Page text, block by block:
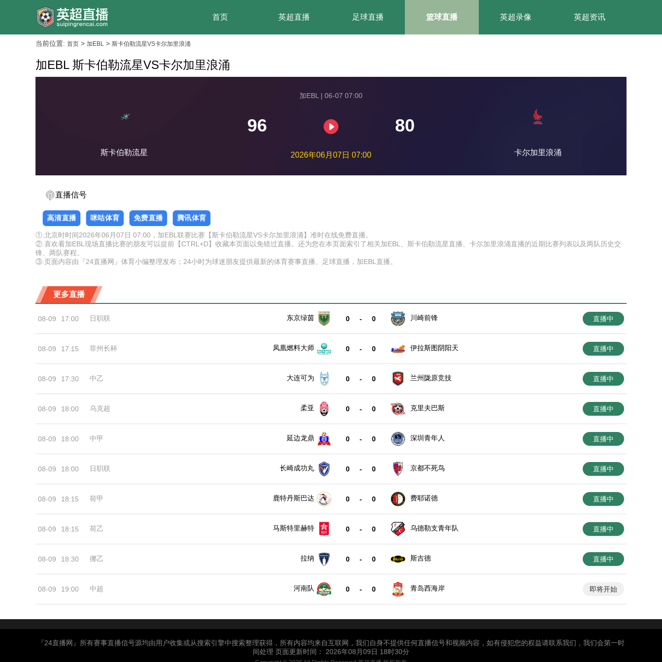
首页 英超直播 足球直播 篮球直播 英超录像 英超资讯
当前位置: 首页 > 加EBL > 斯卡伯勒流星VS卡尔加里浪涌
加EBL 斯卡伯勒流星VS卡尔加里浪涌
斯卡伯勒流星
加EBL | 06-07 07:00
96 80
2026年06月07日 07:00 卡尔加里浪涌
直播信号
高清直播 咪咕体育 免费直播 腾讯体育
①.北京时时间2026年06月07日 07:00，加EBL联赛比赛【斯卡伯勒流星VS卡尔加里浪涌】准时在线免费直播。
②.喜欢看加EBL现场直播比赛的朋友可以提前【CTRL+D】收藏本页面以免错过直播。还为您在本页面索引了相关加EBL、斯卡伯勒流星直播、卡尔加里浪涌直播的近期比赛列表以及两队历史交
锋、两队赛程。
③.页面内容由『24直播网』体育小编整理发布；24小时为球迷朋友提供最新的体育赛事直播、足球直播，加EBL直播。
更多直播
08-09 17:00 日职联 东京绿茵 0 - 0 川崎前锋 直播中
08-09 17:15 菲州长杯 凤凰燃料大师 0 - 0 伊拉斯图阴阳天 直播中
08-09 17:30 中乙 大连可为 0 - 0 兰州陇原竞技 直播中
08-09 18:00 乌克超 柔亚 0 - 0 克里夫巴斯 直播中
08-09 18:00 中甲 延边龙鼎 0 - 0 深圳青年人 直播中
08-09 18:00 日职联 长崎成功丸 0 - 0 京都不死鸟 直播中
08-09 18:15 荷甲 鹿特丹斯巴达 0 - 0 费耶诺德 直播中
08-09 18:15 荷乙 马斯特里赫特 0 - 0 乌德勒支青年队 直播中
08-09 18:30 挪乙 拉纳 0 - 0 斯吉德 直播中
08-09 19:00 中超 河南队 0 - 0 青岛西海岸 即将开始
『24直播网』所有赛事直播信号源均由用户收集或从搜索引擎中搜索整理获得，所有内容均来自互联网，我们自身不提供任何直播信号和视频内容，如有侵犯您的权益请联系我们，我们会第一时
间处理 页面更新时间： 2026年08月09日 18时30分